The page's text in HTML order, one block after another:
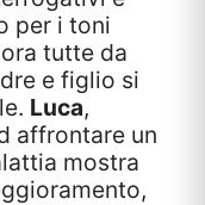
per i toni
tutte da
e figlio si
Luca,
affrontare un
mostra